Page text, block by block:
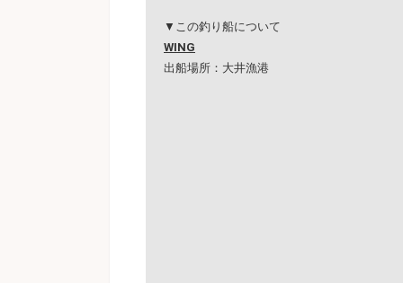
▼この釣り船について
WING
出船場所：大井漁港